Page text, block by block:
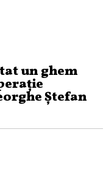
un ghem
Ștefan